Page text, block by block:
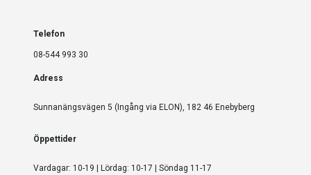
Telefon
08-544 993 30
Adress
Sunnanängsvägen 5 (Ingång via ELON), 182 46 Enebyberg
Öppettider
Vardagar: 10-19 | Lördag: 10-17 | Söndag 11-17